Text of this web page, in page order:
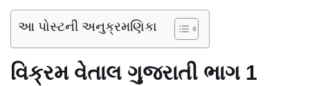
આ પોસ્ટની અનુક્રમણિકા
વિક્રમ વેતાલ ગુજરાતી ભાગ 1